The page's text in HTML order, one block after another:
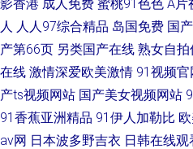
影香港 成人免费 蜜桃91色色 A片
人 人人97综合精品 岛国免费 国
产第66页 另类国产在线 熟女自拍
在线 激情深爱欧美激情 91视频
产ts视频网站 国产美女视频网站
91香蕉亚洲精品 91伊人加勒比
av网 日本波多野吉衣 日韩在线观